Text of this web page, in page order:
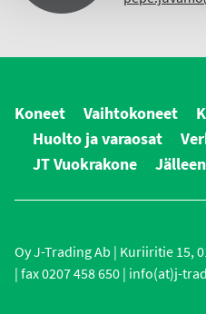
Koneet Vaihtokoneet
Huolto ja varaosat
JT Vuokrakone
Oy J-Trading Ab | Kuriiritie 15,
| fax 0207 458 650 | info(at)j-